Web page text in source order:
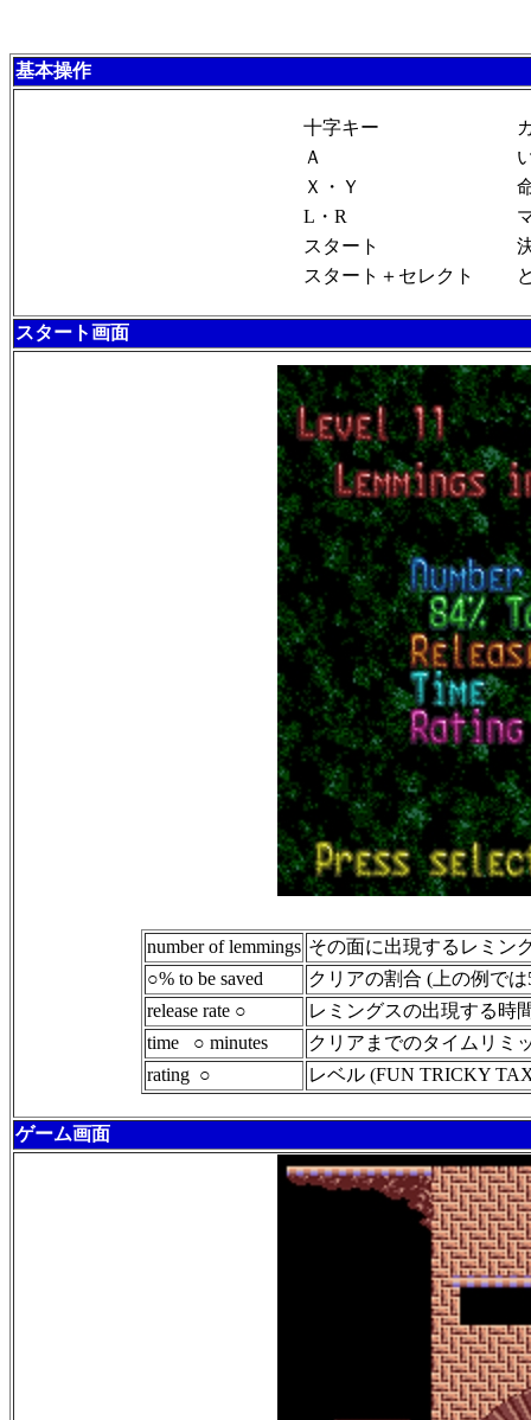
基本操作
十字キー
Ａ
Ｘ・Ｙ
L・R
スタート
スタート＋セレクト
スタート画面
number of lemmings その面に出現するレミン
○% to be saved
クリアの割合 (上の例で
release rate ○
レミングスの出現する時
time ○ minutes
クリアまでのタイムリミ
rating ○
レベル (FUN TRICKY
ゲーム画面